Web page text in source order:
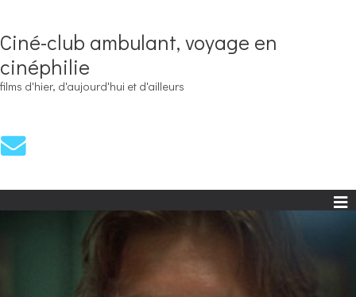
Ciné-club ambulant, voyage en
cinéphilie
films d'hier, d'aujourd'hui et d'ailleurs